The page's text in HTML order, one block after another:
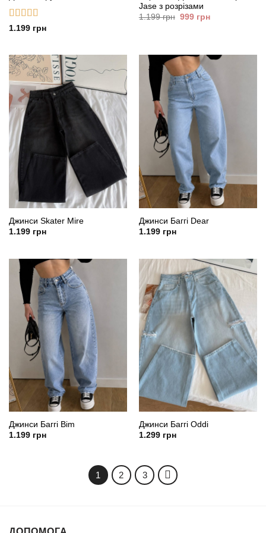
Оцінено в
1.199грн
Jase з розрізами
1.199грн Оригінальна
999грнПоточна
Джинси Skater Mire
1.199грн
Джинси Баггі Dear
1.199грн
Джинси Баггі Bim
1.199грн
Джинси Баггі Oddi
1.299грн
1 2 3